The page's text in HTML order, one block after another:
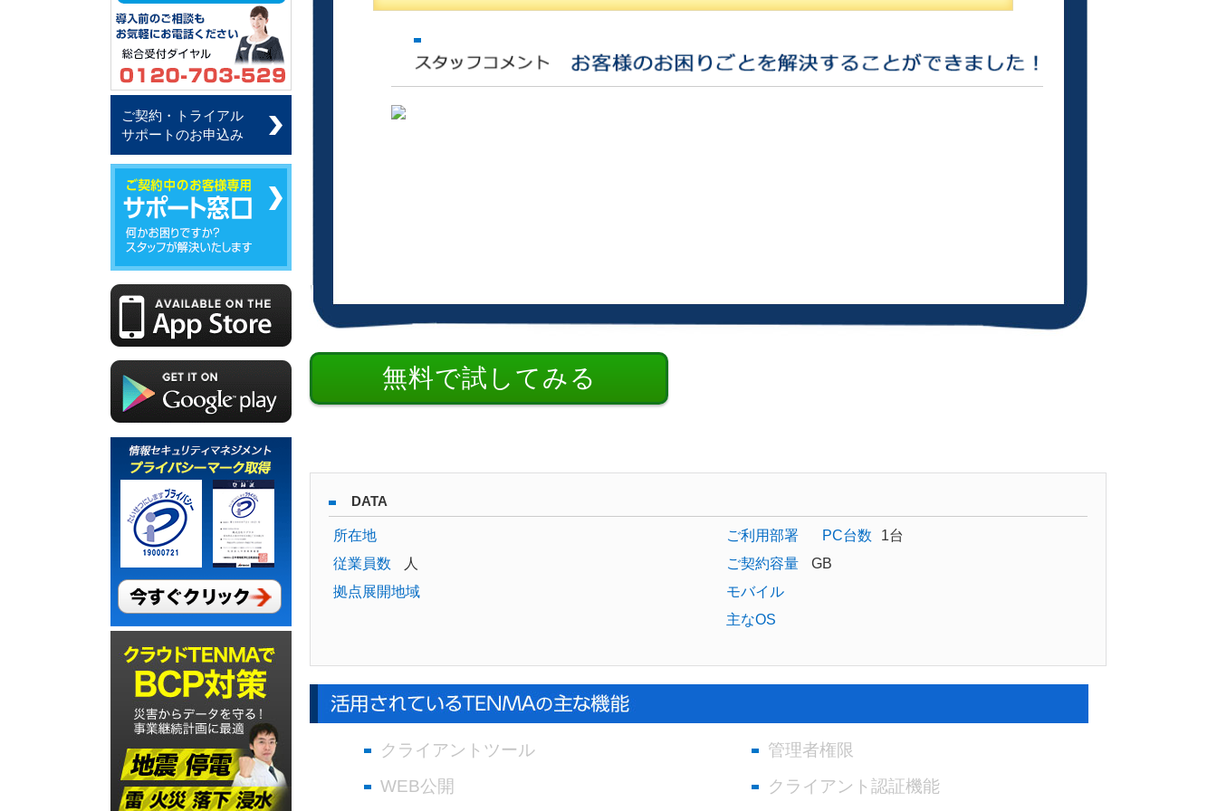
無料で試してみる
DATA
所在地
従業員数
人
拠点展開地域
ご利用部署 PC台数
1台
ご契約容量
GB
モバイル
主なOS
クライアントツール
管理者権限
WEB公開
クライアント認証機能
ご契約・トライアル
サポートのお申込み